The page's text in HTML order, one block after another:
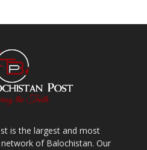
is the largest and most
of Balochistan. Our